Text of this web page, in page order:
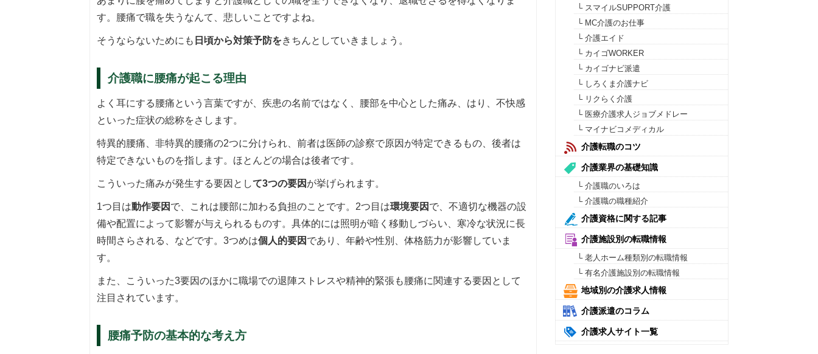
す。腰痛で職を失うなんて、悲しいことですよね。
そうならないためにも 日頃から対策予防をきちんとしていきましょう。
介護職に腰痛が起こる理由
よく耳にする腰痛という言葉ですが、疾患の名前ではなく、腰部を中心とした痛み、はり、不快感
といった症状の総称をさします。
特異的腰痛、非特異的腰痛の2つに分けられ、前者は医師の診察で原因が特定できるもの、後者は
特定できないものを指します。ほとんどの場合は後者です。
こういった痛みが発生する要因として3つの要因 が挙げられます。
1つ目は動作要因 で、これは腰部に加わる負担のことです。2つ目は環境要因 で、不適切な機器の設
備や配置によって影響が与えられるものす。具体的には照明が暗く移動しづらい、寒冷な状況に長
時間さらされる、などです。3つめは個人的要因 であり、年齢や性別、体格筋力が影響していま
す。
また、こういった3要因のほかに職場での退陣ストレスや精神的緊張も腰痛に関連する要因として
注目されています。
腰痛予防の基本的な考え方
└ スマイルSUPPORT介護
└ MC介護のお仕事
└ 介護エイド
└ カイゴWORKER
└ カイゴナビ派遣
└ しろくま介護ナビ
└ リクらく介護
└ 医療介護求人ジョブメドレー
└ マイナビコメディカル
介護転職のコツ
介護業界の基礎知識
└ 介護職のいろは
└ 介護職の職種紹介
介護資格に関する記事
介護施設別の転職情報
└ 老人ホーム種類別の転職情報
└ 有名介護施設別の転職情報
地域別の介護求人情報
介護派遣のコラム
介護求人サイト一覧